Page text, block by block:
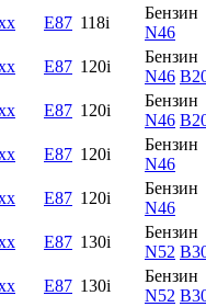
E87 118i
Бензин
N46
E87 120i
Бензин
N46
E87 120i
Бензин
N46
E87 120i
Бензин
N46
E87 120i
Бензин
N46
E87 130i
Бензин
N52
E87 130i
Бензин
N52